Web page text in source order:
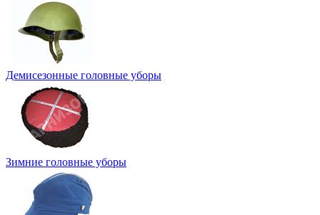
Демисезонные головные уборы
Зимние головные уборы